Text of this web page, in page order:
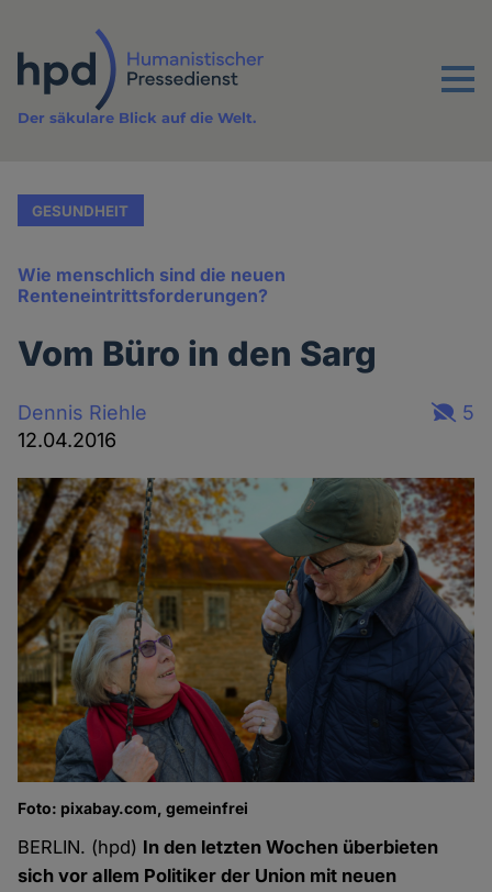
Inhalt
Menu
Der säkulare Blick auf die Welt.
GESUNDHEIT
Wie menschlich sind die neuen
Renteneintrittsforderungen?
Vom Büro in den Sarg
Dennis Riehle
12.04.2016
5
Foto: pixabay.com, gemeinfrei
BERLIN. (hpd) In den letzten Wochen überbieten
sich vor allem Politiker der Union mit neuen